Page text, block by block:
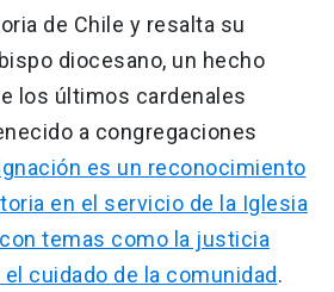
de Chile y resalta su
diocesano, un hecho
los últimos cardenales
a congregaciones
es un reconocimiento
en el servicio de la Iglesia
temas como la justicia
cuidado de la comunidad.